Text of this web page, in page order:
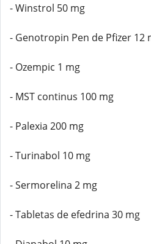
- Winstrol 50 mg
- Genotropin Pen de Pfizer 12
- Ozempic 1 mg
- MST continus 100 mg
- Palexia 200 mg
- Turinabol 10 mg
- Sermorelina 2 mg
- Tabletas de efedrina 30 mg